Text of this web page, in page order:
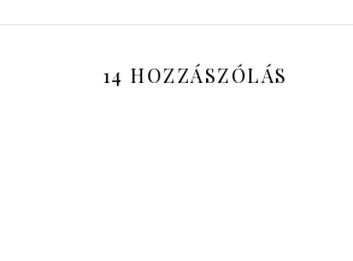
14 HOZZÁSZÓLÁS